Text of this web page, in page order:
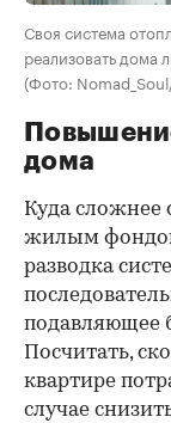
Своя система
реализовать дома
(Фото:
дома
Куда сложнее
жилым
разводка
подавляющее
Посчитать,
квартире
случае